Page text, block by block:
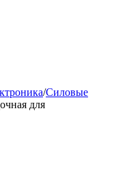
/Силовые
для